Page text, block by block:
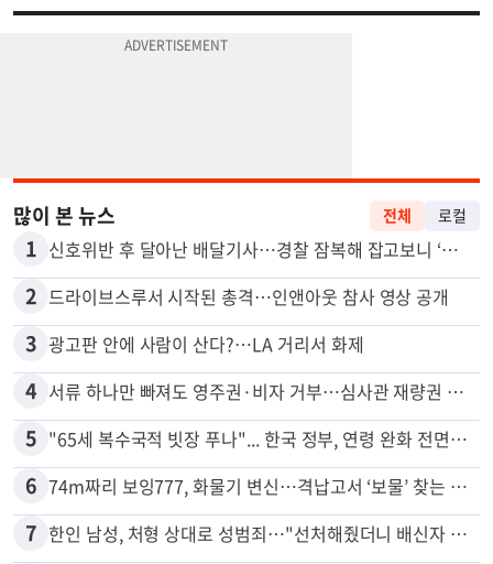
많이 본 뉴스 전체 로컬
1 신호위반 후 달아난 배달기사…경찰 잠복해 잡고보니 ‘반전’
2 드라이브스루서 시작된 총격…인앤아웃 참사 영상 공개
3 광고판 안에 사람이 산다?…LA 거리서 화제
4 서류 하나만 빠져도 영주권·비자 거부…심사관 재량권 대폭 확대
5 "65세 복수국적 빗장 푸나"... 한국 정부, 연령 완화 전면 추진
6 74m짜리 보잉777, 화물기 변신…격납고서 ‘보물’ 찾는 인천공항
7 한인 남성, 처형 상대로 성범죄…"선처해줬더니 배신자 취급"